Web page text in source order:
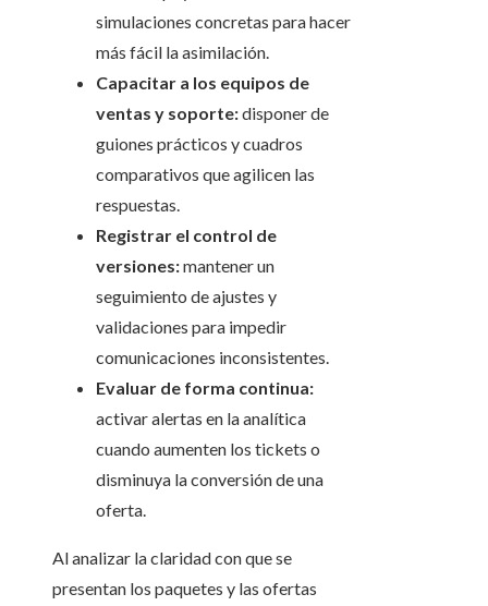
simulaciones concretas para hacer
más fácil la asimilación.
Capacitar a los equipos de
ventas y soporte:disponer de
guiones prácticos y cuadros
comparativos que agilicen las
respuestas.
Registrar el control de
versiones:mantener un
seguimiento de ajustes y
validaciones para impedir
comunicaciones inconsistentes.
Evaluar de forma continua:
activar alertas en la analítica
cuando aumenten los tickets o
disminuya la conversión de una
oferta.
Al analizar la claridad con que se
presentan los paquetes y las ofertas